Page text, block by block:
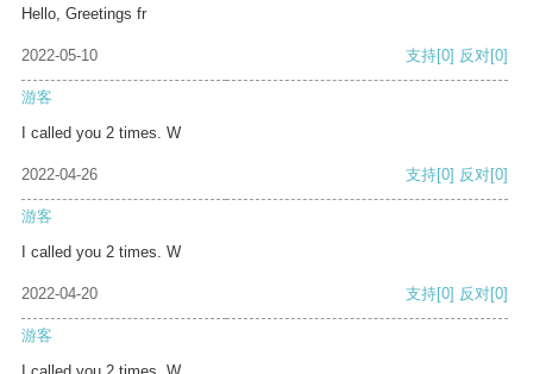
Hello, Greetings fr
2022-05-10 支持[0] 反对[0]
游客
I called you 2 times. W
2022-04-26 支持[0] 反对[0]
游客
I called you 2 times. W
2022-04-20 支持[0] 反对[0]
游客